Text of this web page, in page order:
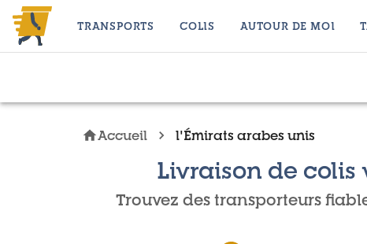
TRANSPORTS COLIS AUTOUR DE MOI
Accueil l'Émirats arabes unis
Livraison de colis
Trouvez des transporteurs